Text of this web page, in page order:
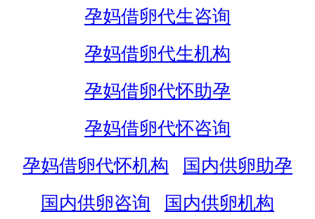
孕妈借卵代生咨询
孕妈借卵代生机构
孕妈借卵代怀助孕
孕妈借卵代怀咨询
孕妈借卵代怀机构
国内供卵助孕
国内供卵咨询
国内供卵机构